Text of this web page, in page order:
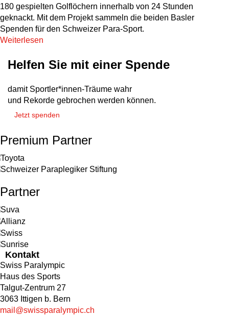
180 gespielten Golflöchern innerhalb von 24 Stunden
geknackt. Mit dem Projekt sammeln die beiden Basler
Spenden für den Schweizer Para-Sport.
Weiterlesen
Helfen Sie mit einer Spende
damit Sportler*innen-Träume wahr
und Rekorde gebrochen werden können.
Jetzt spenden
Premium Partner
Partner
Kontakt
Swiss Paralympic
Haus des Sports
Talgut-Zentrum 27
3063 Ittigen b. Bern
mail@swissparalympic.ch